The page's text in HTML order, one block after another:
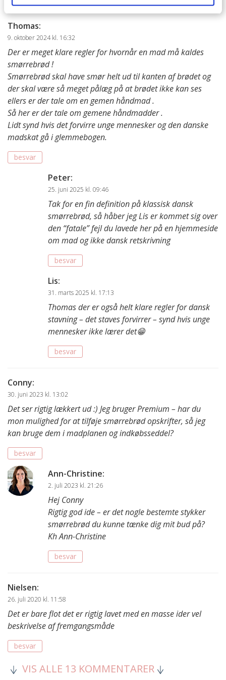
Thomas:
9. oktober 2024 kl. 16:32
Der er meget klare regler for hvornår en mad må kaldes
smørrebrød !
Smørrebrød skal have smør helt ud til kanten af brødet og
der skal være så meget pålæg på at brødet ikke kan ses
ellers er der tale om en gemen håndmad .
Så her er der tale om gemene håndmadder .
Lidt synd hvis det forvirre unge mennesker og den danske
madskat gå i glemmebogen.
besvar
Peter:
25. juni 2025 kl. 09:46
Tak for en fin definition på klassisk dansk
smørrebrød, så håber jeg Lis er kommet sig over
den “fatale” fejl du lavede her på en hjemmeside
om mad og ikke dansk retskrivning
besvar
Lis:
31. marts 2025 kl. 17:13
Thomas der er også helt klare regler for dansk
stavning – det staves forvirrer – synd hvis unge
mennesker ikke lærer det😁
besvar
Conny:
30. juni 2023 kl. 13:02
Det ser rigtig lækkert ud :) Jeg bruger Premium – har du
mon mulighed for at tilføje smørrebrød opskrifter, så jeg
kan bruge dem i madplanen og indkøbsseddel?
besvar
Ann-Christine:
2. juli 2023 kl. 21:26
Hej Conny
Rigtig god ide – er det nogle bestemte stykker
smørrebrød du kunne tænke dig mit bud på?
Kh Ann-Christine
besvar
Nielsen:
26. juli 2020 kl. 11:58
Det er bare flot det er rigtig lavet med en masse ider vel
beskrivelse af fremgangsmåde
besvar
VIS ALLE 13 KOMMENTARER